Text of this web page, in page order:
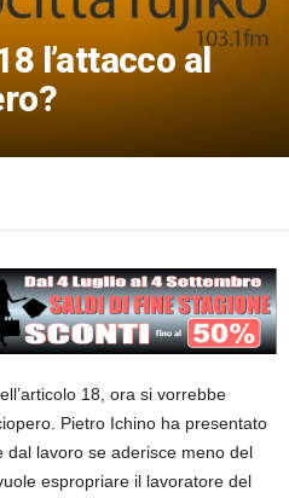
l’attacco al
18, ora si vorrebbe
Pietro Ichino ha presentato
dal lavoro se aderisce meno del
espropriare il lavoratore del